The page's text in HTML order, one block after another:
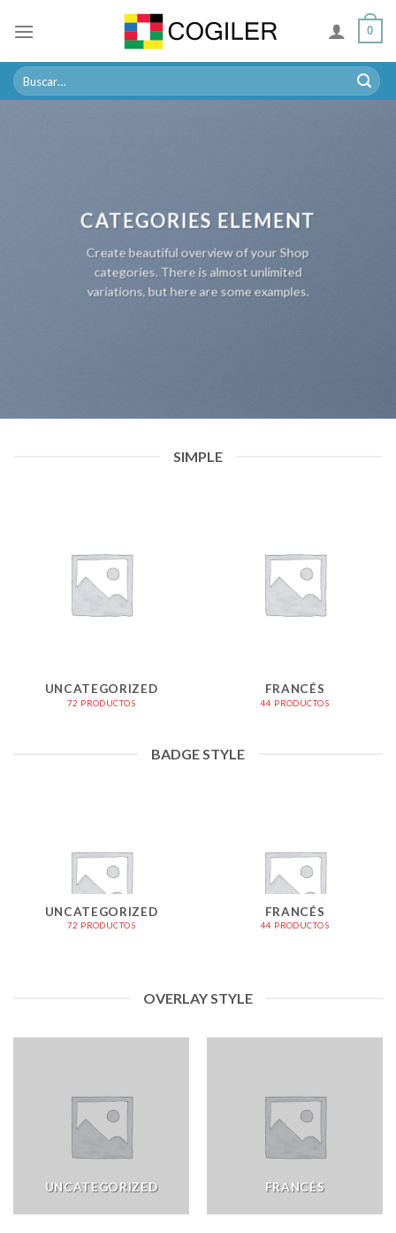
0
Buscar
por:
CATEGORIES ELEMENT
Create beautiful overview of your Shop
categories. There is almost unlimited
variations, but here are some examples.
SIMPLE
UNCATEGORIZED
72 PRODUCTOS
FRANCÉS
44 PRODUCTOS
BADGE STYLE
UNCATEGORIZED
72 PRODUCTOS
FRANCÉS
44 PRODUCTOS
OVERLAY STYLE
UNCATEGORIZED FRANCÉS